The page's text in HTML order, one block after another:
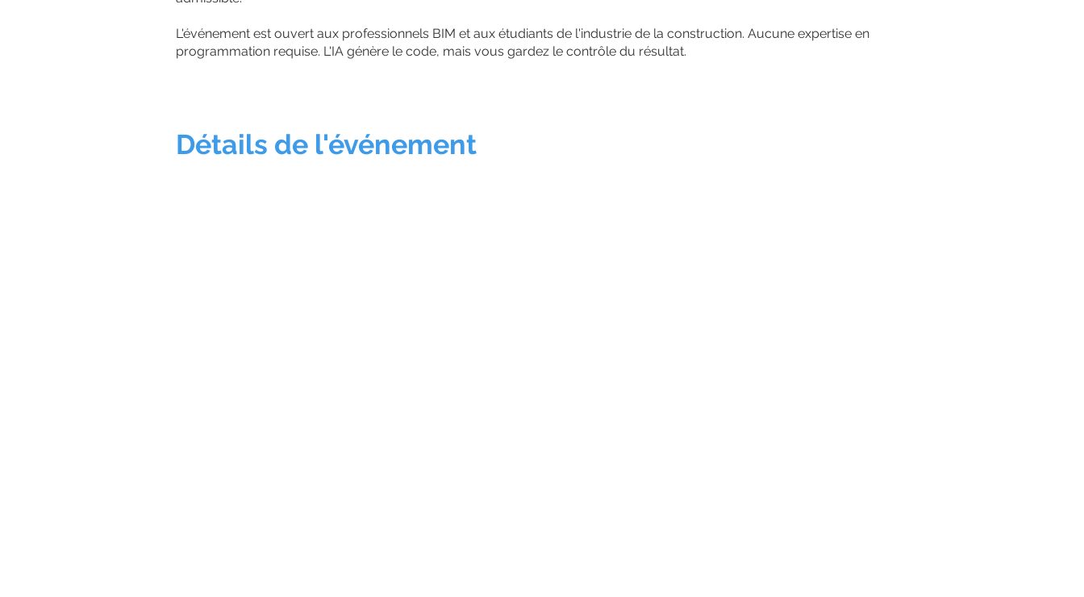
L'événement est ouvert aux professionnels BIM et aux étudiants de l'industrie de la construction. Aucune expertise en
programmation requise. L'IA génère le code, mais vous gardez le contrôle du résultat.
Détails de l'événement